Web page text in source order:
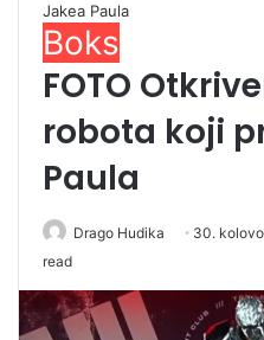
Jakea Paula
Boks
FOTO
robota koji
Paula
Drago Hudika 30.
read